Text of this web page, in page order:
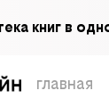
книг в
главная